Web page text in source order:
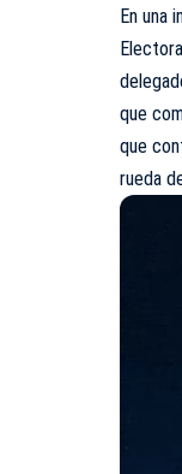
En una
que
que
rueda